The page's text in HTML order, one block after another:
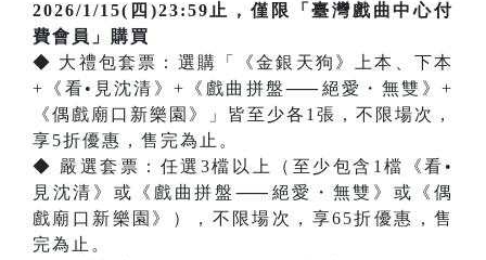
2026/1/15(四)23:59止，僅限「臺灣戲曲中心付
費會員」購買
◆ 大禮包套票：選購「《金銀天狗》上本、下本
+《看•見沈清》+《戲曲拼盤⸺絕愛・無雙》+
《偶戲廟口新樂園》」皆至少各1張，不限場次，
享5折優惠，售完為止。
◆ 嚴選套票：任選3檔以上（至少包含1檔《看•
見沈清》或《戲曲拼盤⸺絕愛・無雙》或《偶
戲廟口新樂園》），不限場次，享65折優惠，售
完為止。